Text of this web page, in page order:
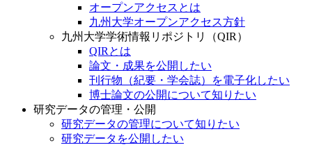
オープンアクセスとは
九州大学オープンアクセス方針
九州大学学術情報リポジトリ（QIR）
QIRとは
論文・成果を公開したい
刊行物（紀要・学会誌）を電子化したい
博士論文の公開について知りたい
研究データの管理・公開
研究データの管理について知りたい
研究データを公開したい